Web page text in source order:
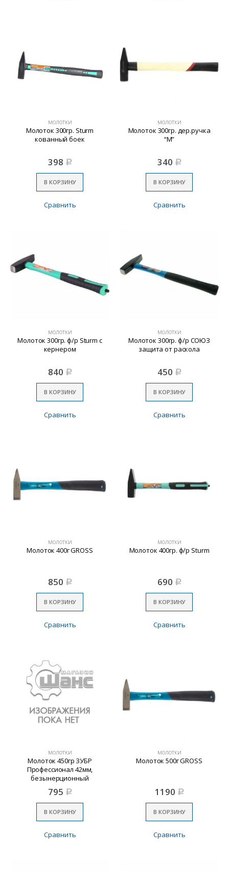
МОЛОТКИ
Молоток 300гр. Sturm
кованный боек
398 Р
В КОРЗИНУ
Сравнить
МОЛОТКИ
Молоток 300гр. дер.ручка
“М”
340 Р
В КОРЗИНУ
Сравнить
МОЛОТКИ
Молоток 300гр. ф/р Sturm с
кернером
840 Р
В КОРЗИНУ
Сравнить
МОЛОТКИ
Молоток 300гр. ф/р СОЮЗ
защита от раскола
450 Р
В КОРЗИНУ
Сравнить
МОЛОТКИ
Молоток 400г GROSS
850 Р
В КОРЗИНУ
Сравнить
МОЛОТКИ
Молоток 400гр. ф/р Sturm
690 Р
В КОРЗИНУ
Сравнить
МОЛОТКИ
Молоток 450гр ЗУБР
Профессионал 42мм,
безынерционный
795 Р
В КОРЗИНУ
Сравнить
МОЛОТКИ
Молоток 500г GROSS
1190 Р
В КОРЗИНУ
Сравнить